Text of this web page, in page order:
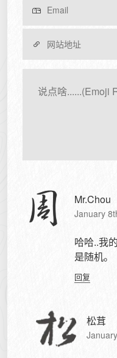
Mr.Chou
January
哈哈..我
是随机。
回复
松茸